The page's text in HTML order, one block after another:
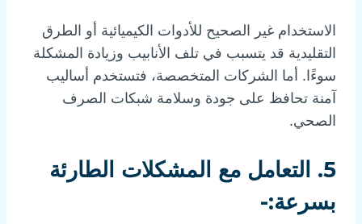
الاستخدام غير الصحيح للأدوات الكيميائية أو الطرق
التقليدية قد يتسبب في تلف الأنابيب وزيادة المشكلة
سوءًا. أما الشركات المتخصصة، فتستخدم أساليب
آمنة تحافظ على جودة وسلامة شبكات الصرف
الصحي.
5. التعامل مع المشكلات الطارئة
بسرعة:-